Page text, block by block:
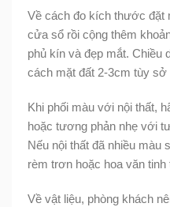
Về cách đo kích thước đặt
cửa sổ rồi cộng thêm
phủ kín và đẹp mắt. Chiều
cách mặt đất 2-3cm tùy sở
Khi phối màu với nội thất,
hoặc tương phản nhẹ với
Nếu nội thất đã nhiều màu
rèm trơn hoặc hoa văn tinh
Về vật liệu, phòng khách